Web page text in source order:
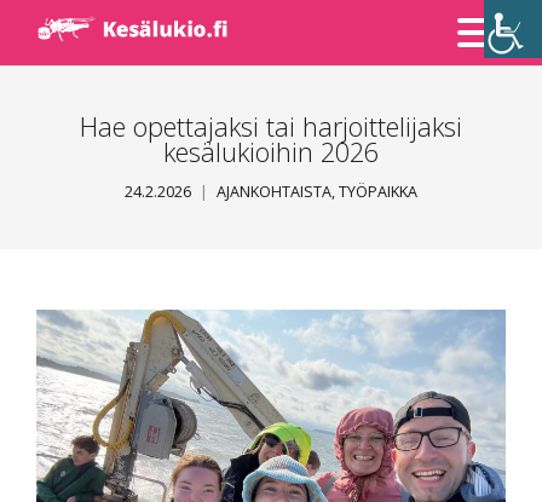
Hae opettajaksi tai harjoittelijaksi
kesälukioihin 2026
24.2.2026 AJANKOHTAISTA,TYÖPAIKKA